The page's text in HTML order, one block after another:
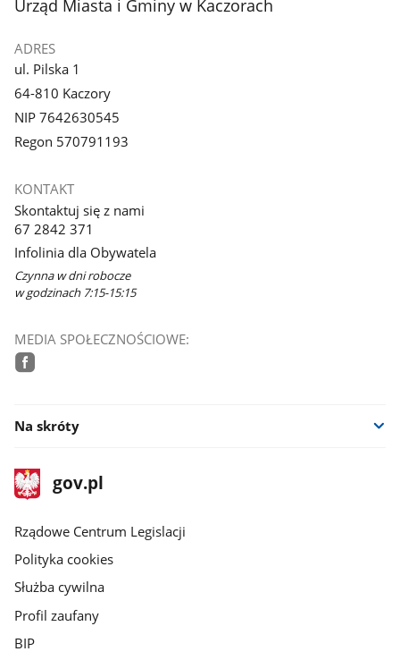
stopka
Urząd Miasta i Gminy w Kaczorach
ADRES
ul. Pilska 1
64-810 Kaczory
NIP 7642630545
Regon 570791193
KONTAKT
Skontaktuj się z nami
67 2842 371
Infolinia dla Obywatela
Czynna w dni robocze
w godzinach 7:15-15:15
MEDIA SPOŁECZNOŚCIOWE:
Na skróty
stopka
gov.plStrona
gov.pl
Rządowe Centrum Legislacji
Polityka cookies
Służba cywilna
Profil zaufany
BIP